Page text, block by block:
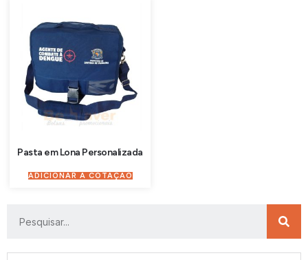
Pasta em Lona Personalizada
ADICIONAR À COTAÇÃO